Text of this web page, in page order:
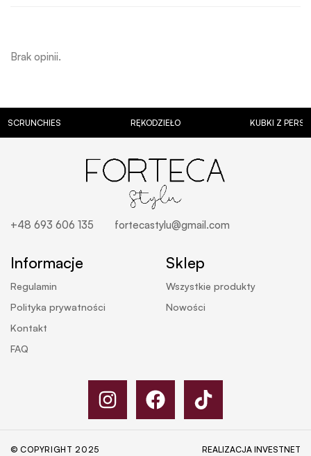
Brak opinii.
RĘKODZIEŁO KUBKI Z
+48 693 606 135 fortecastylu@gmail.com
Informacje
Regulamin
Polityka prywatności
Kontakt
FAQ
Sklep
Wszystkie produkty
Nowości
© COPYRIGHT 2025 REALIZACJA INVESTNET